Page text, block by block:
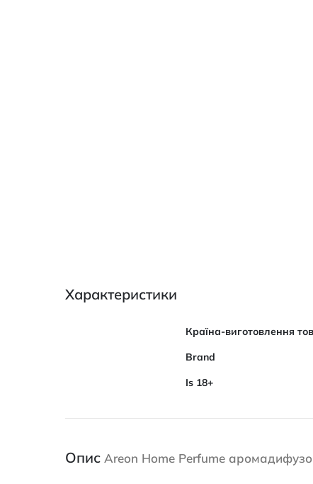
Характеристики
Характеристики
Країна-виготовлення
Brand
Is 18+
Опис Areon Home Perfume